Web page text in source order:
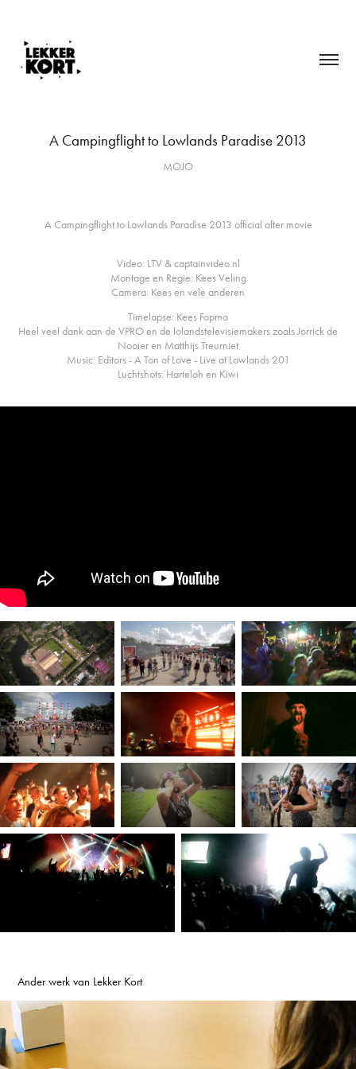
A Campingflight to Lowlands Paradise 2013
MOJO
A Campingflight to Lowlands Paradise 2013 official after movie
Video: LTV & captainvideo.nl
Montage en Regie: Kees Veling
Camera: Kees en vele anderen
Timelapse: Kees Fopma
Heel veel dank aan de VPRO en de lolandstelevisiemakers zoals Jorrick de
Nooier en Matthijs Treurniet
Music: Editors - A Ton of Love - Live at Lowlands 201
Luchtshots: Harteloh en Kiwi
Ander werk van Lekker Kort